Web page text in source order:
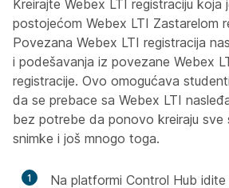
Kreirajte Webex LTI registraciju koja
postojećom Webex LTI Zastarelom
Povezana Webex LTI registracija
i podešavanja iz povezane Webex
registracije. Ovo omogućava
da se prebace sa Webex LTI
bez potrebe da ponovo kreiraju sve
snimke i još mnogo toga.
1 Na platformi Control Hub